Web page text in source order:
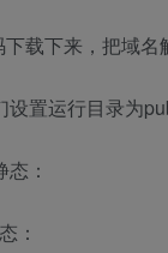
载下来，把域
设置运行目录为
：
：